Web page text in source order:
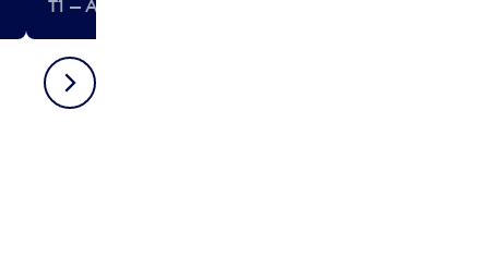
T1 — Après-sécurité (États-Unis)
Suivant